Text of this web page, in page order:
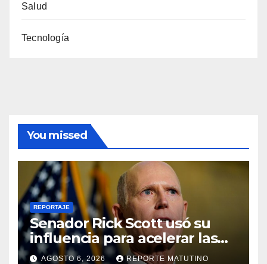
Salud
Tecnología
You missed
REPORTAJE
Senador Rick Scott usó su
influencia para acelerar las
elecciones en Venezuela
AGOSTO 6, 2026 REPORTE MATUTINO